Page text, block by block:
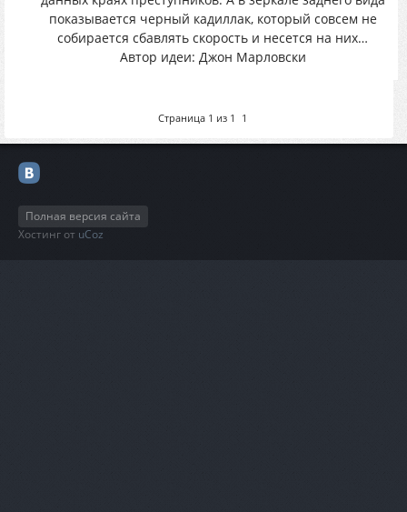
показывается черный кадиллак, который совсем не
собирается сбавлять скорость и несется на них…
Автор идеи: Джон Марловски
Страница 1 из 1 1
Полная версия сайта
Хостинг от uCoz